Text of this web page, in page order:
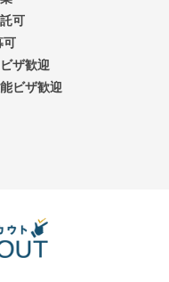
可
可
ザ歓迎
ビザ歓迎